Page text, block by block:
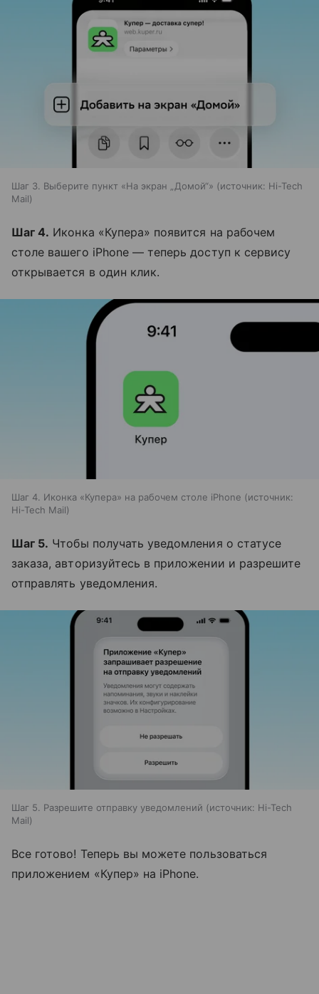
Шаг 3. Выберите пункт «На экран „Домой“» источник: Hi-Tech
Mail
Шаг 4. Иконка «Купера» появится на рабочем
столе вашего iPhone — теперь доступ к сервису
открывается в один клик.
Шаг 4. Иконка «Купера» на рабочем столе iPhone
источник:
Hi-Tech Mail
Шаг 5. Чтобы получать уведомления о статусе
заказа, авторизуйтесь в приложении и разрешите
отправлять уведомления.
Шаг 5. Разрешите отправку уведомлений источник: Hi-Tech
Mail
Все готово! Теперь вы можете пользоваться
приложением «Купер» на iPhone.